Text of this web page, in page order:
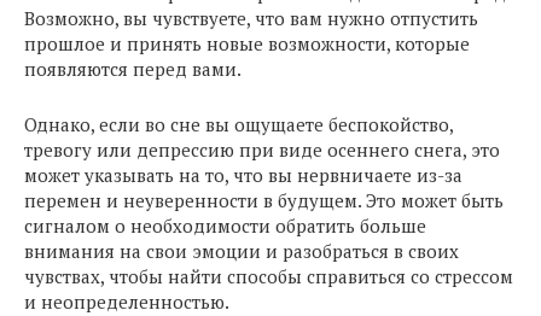
Возможно, вы чувствуете, что вам нужно отпустить
прошлое и принять новые возможности, которые
появляются перед вами.
Однако, если во сне вы ощущаете беспокойство,
тревогу или депрессию при виде осеннего снега, это
может указывать на то, что вы нервничаете из-за
перемен и неуверенности в будущем. Это может быть
сигналом о необходимости обратить больше
внимания на свои эмоции и разобраться в своих
чувствах, чтобы найти способы справиться со стрессом
и неопределенностью.